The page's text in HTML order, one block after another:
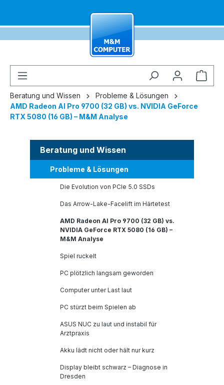
Beratung und Wissen
Probleme & Lösungen
AMD Radeon AI Pro 9700 (32 GB) vs. NVIDIA GeForce
RTX 5080 (16 GB) – M&M Analyse
Beratung und Wissen
Probleme & Lösungen
Die Evolution von PCIe 5.0 SSDs
Das Arrow-Lake-Facelift im Härtetest
AMD Radeon AI Pro 9700 (32 GB) vs.
NVIDIA GeForce RTX 5080 (16 GB) –
M&M Analyse
Spiel ruckelt
PC plötzlich langsam geworden
Computer unter Last laut
PC stürzt beim Spielen ab
ASUS NUC zu laut und instabil für
Arztpraxis
Akku lädt nicht oder hält nur kurz
Display bleibt schwarz – Diagnose in
Dresden